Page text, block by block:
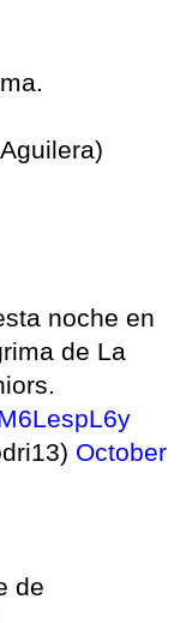
noche en
de La
October
de